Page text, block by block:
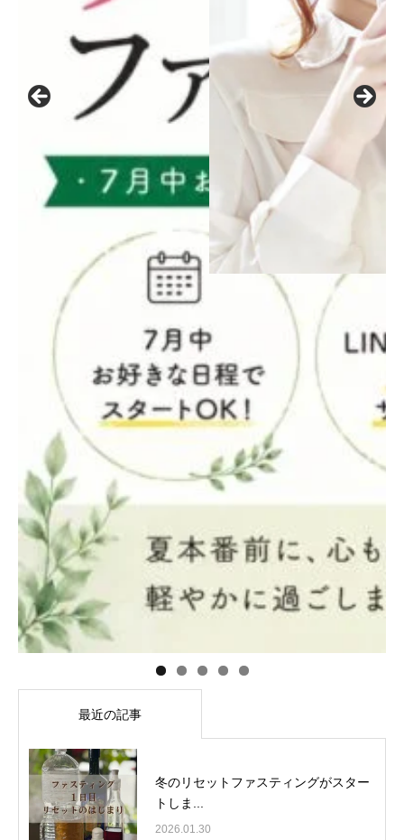
最近の記事
冬のリセットファスティングがスター
トしま...
2026.01.30